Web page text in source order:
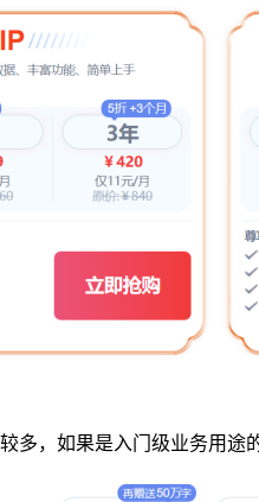
多，如果是入门级业务用途